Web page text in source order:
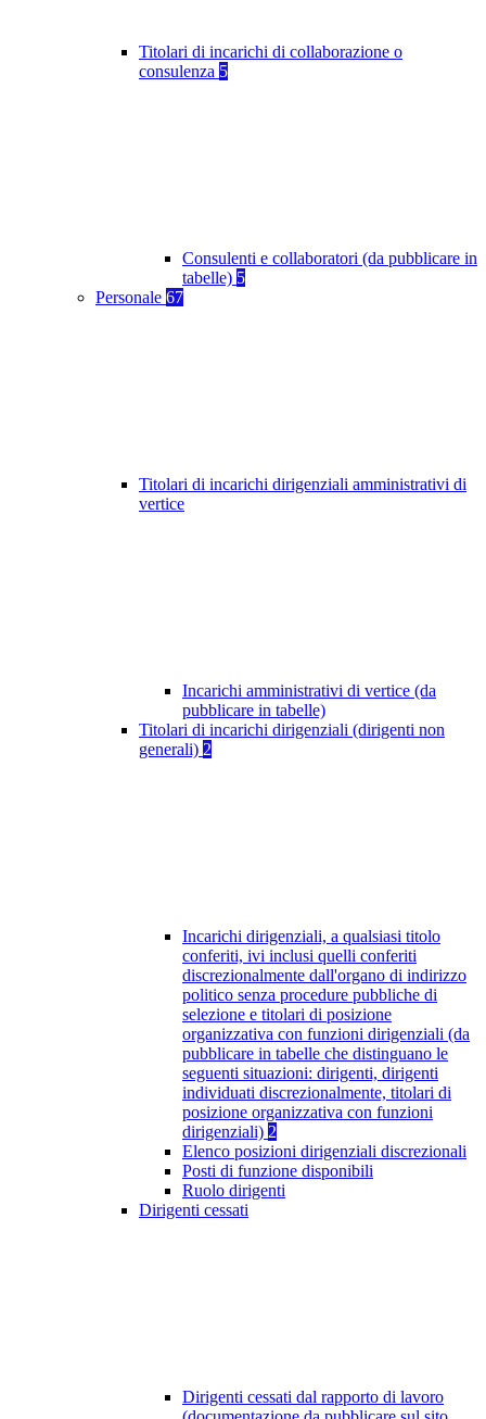
Titolari di incarichi di collaborazione o
consulenza 5
Consulenti e collaboratori (da pubblicare in
tabelle) 5
Personale 67
Titolari di incarichi dirigenziali amministrativi di
vertice
Incarichi amministrativi di vertice (da
pubblicare in tabelle)
Titolari di incarichi dirigenziali (dirigenti non
generali) 2
Incarichi dirigenziali, a qualsiasi titolo
conferiti, ivi inclusi quelli conferiti
discrezionalmente dall'organo di indirizzo
politico senza procedure pubbliche di
selezione e titolari di posizione
organizzativa con funzioni dirigenziali (da
pubblicare in tabelle che distinguano le
seguenti situazioni: dirigenti, dirigenti
individuati discrezionalmente, titolari di
posizione organizzativa con funzioni
dirigenziali) 2
Elenco posizioni dirigenziali discrezionali
Posti di funzione disponibili
Ruolo dirigenti
Dirigenti cessati
Dirigenti cessati dal rapporto di lavoro